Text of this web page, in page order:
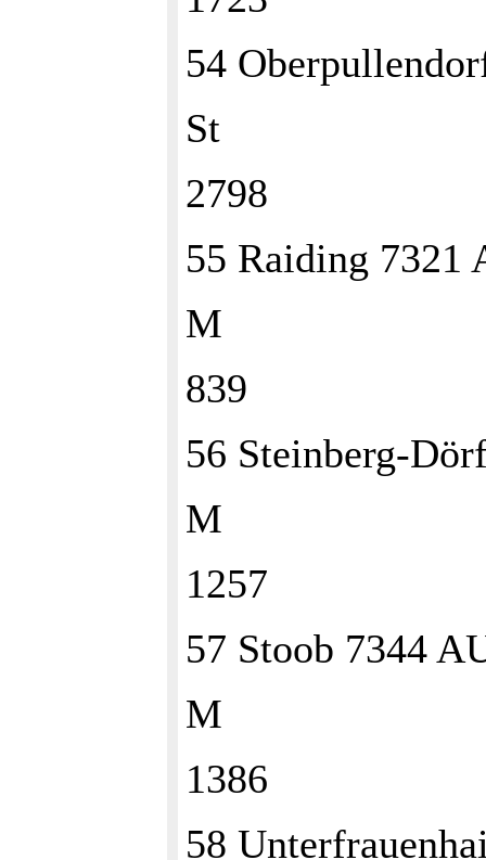
54
St
2798
55 Raiding 7321
M
839
56 Steinberg-
M
1257
57 Stoob 7344
M
1386
58